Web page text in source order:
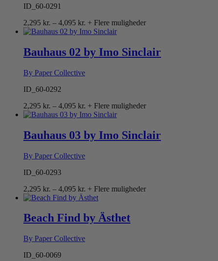
ID_60-0291
2,295 kr. – 4,095 kr. Prisinterval:
2,295 kr.
4,095 kr.
+ Flere muligheder
Bauhaus 02 by Imo Sinclair
By Paper Collective
ID_60-0292
2,295 kr. – 4,095 kr. Prisinterval:
2,295 kr.
4,095 kr.
+ Flere muligheder
Bauhaus 03 by Imo Sinclair
By Paper Collective
ID_60-0293
2,295 kr. – 4,095 kr. Prisinterval:
2,295 kr.
4,095 kr.
+ Flere muligheder
Beach Find by Ästhet
By Paper Collective
ID_60-0069